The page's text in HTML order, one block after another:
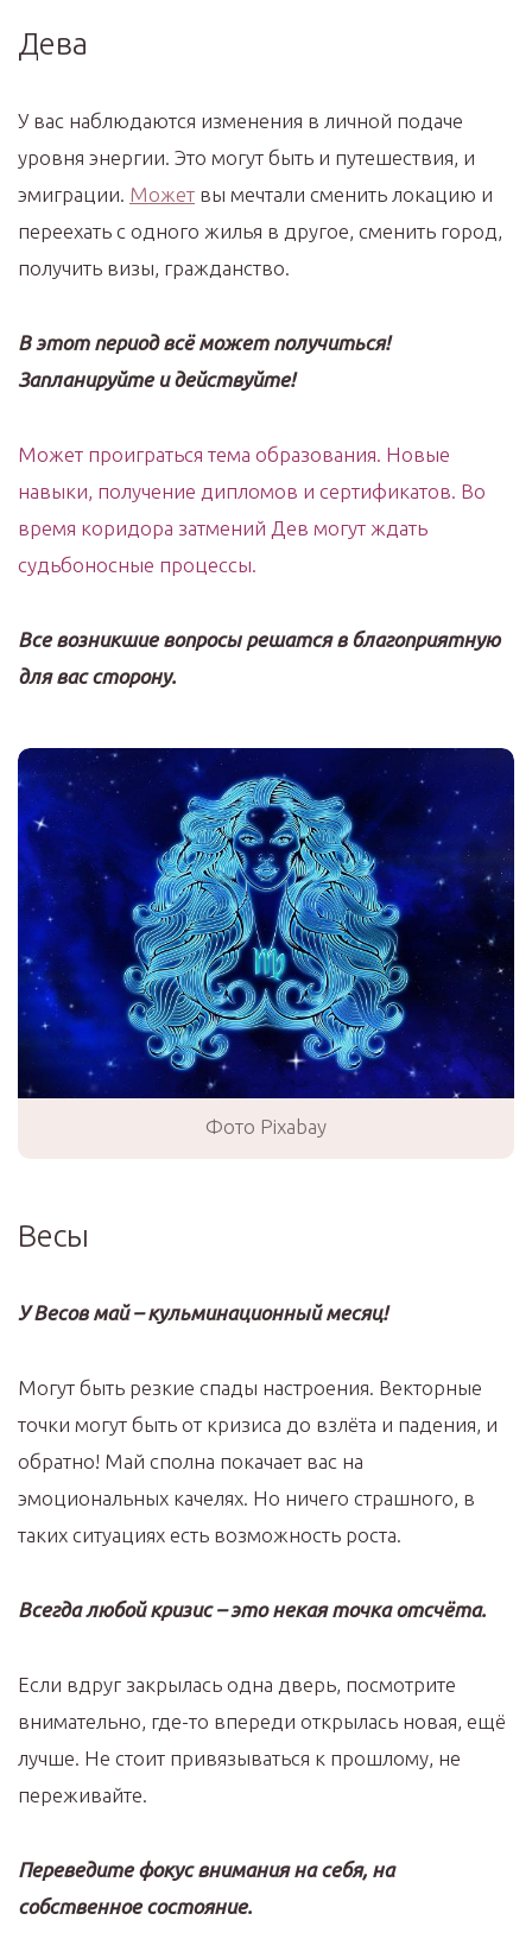
Дева
У вас наблюдаются изменения в личной подаче
уровня энергии. Это могут быть и путешествия, и
эмиграции. Может вы мечтали сменить локацию и
переехать с одного жилья в другое, сменить город,
получить визы, гражданство.
В этот период всё может получиться!
Запланируйте и действуйте!
Может проиграться тема образования. Новые
навыки, получение дипломов и сертификатов. Во
время коридора затмений Дев могут ждать
судьбоносные процессы.
Все возникшие вопросы решатся в благоприятную
для вас сторону.
Фото Pixabay
Весы
У Весов май – кульминационный месяц!
Могут быть резкие спады настроения. Векторные
точки могут быть от кризиса до взлёта и падения, и
обратно! Май сполна покачает вас на
эмоциональных качелях. Но ничего страшного, в
таких ситуациях есть возможность роста.
Всегда любой кризис – это некая точка отсчёта.
Если вдруг закрылась одна дверь, посмотрите
внимательно, где-то впереди открылась новая, ещё
лучше. Не стоит привязываться к прошлому, не
переживайте.
Переведите фокус внимания на себя, на
собственное состояние.